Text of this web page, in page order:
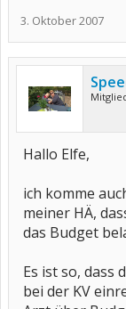
3. Oktober 2007
Hallo Elfe,
ich komme
meiner HÄ,
das Budget
Es ist so, dass
bei der KV